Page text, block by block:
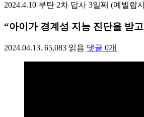
2024.4.10 부탄 2차 답사 3일째 (예빌랍
“아이가 경계성 지능 진단을 받
2024.04.13. 65,083 읽음 댓글 0개